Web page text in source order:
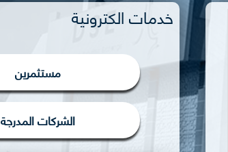
خدمات الكترونية
مستثمرين
الشركات المدرجة